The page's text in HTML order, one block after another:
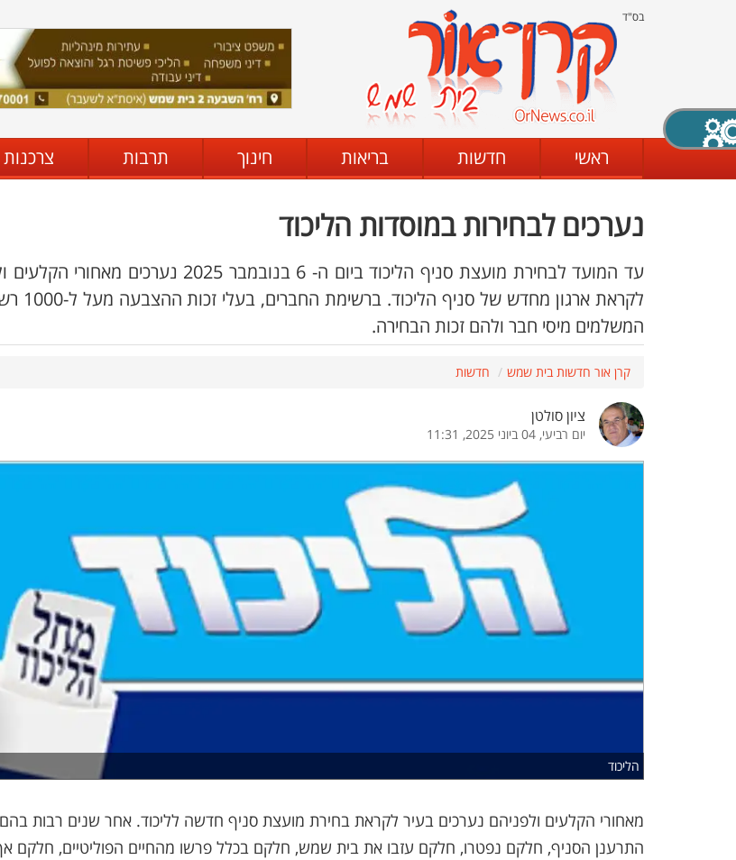
בס"ד
ראשי חדשות בריאות חינוך תרבות צרכנות
נערכים לבחירות במוסדות הליכוד
עד המועד לבחירת מועצת סניף הליכוד ביום ה- 6 בנובמבר 2025 נערכים
לקראת ארגון מחדש של
המשלמים מיסי חבר ולהם זכות הבחירה.
קרן אור חדשות בית שמש חדשות
ציון סולטן
יום רביעי, 04 ביוני 2025, 11:31
הליכוד
מאחורי הקלעים ולפניהם נערכים בעיר לקראת בחירת מועצת סניף חדשה לליכוד. אחר שנים רבות
התרענן הסניף, חלקם נפטרו, חלקם עזבו את בית שמש, חלקם בכלל פרשו מהחיים הפוליטיים, חלקם
X סגירה
מצב שחור - לבן קביעת ניגודיות
גופן קריא הגדלת האתר
הדגשת קישורים הדגשת כותרות
התאמת קריאה